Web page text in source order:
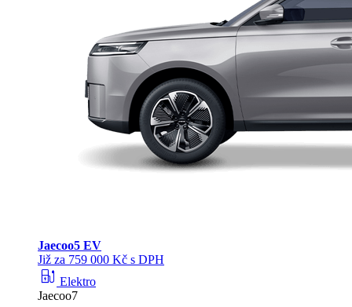
Jaecoo5 EV
Již za 759 000 Kč s DPH
ev_station Elektro
Jaecoo7